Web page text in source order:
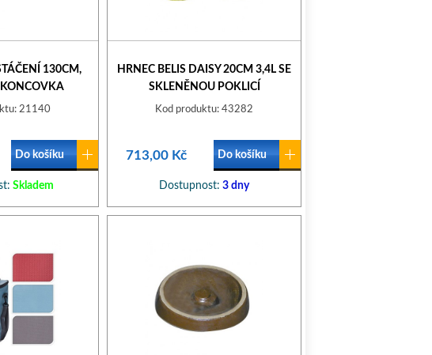
130CM,
21140
Do košíku
Skladem
HRNEC BELIS DAISY 20CM 3,4L SE
SKLENĚNOU POKLICÍ
Kod produktu: 43282
713,00 Kč Do košíku
Dostupnost: 3 dny